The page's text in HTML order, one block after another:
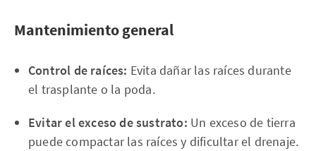
Mantenimiento general
Control de raíces: Evita dañar las raíces durante
el trasplante o la poda.
Evitar el exceso de sustrato: Un exceso de tierra
puede compactar las raíces y dificultar el drenaje.